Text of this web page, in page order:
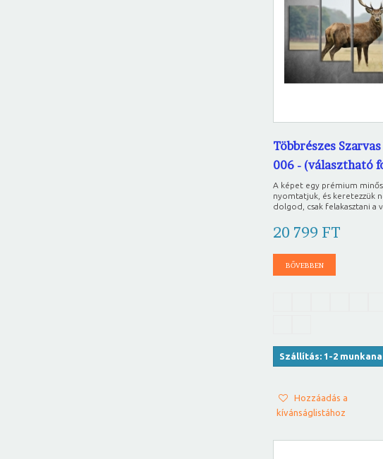
Többrészes
006 - (választható
A képet egy prémium
nyomtatjuk, és keretezzük
dolgod, csak felakasztani a
20 799 FT
BŐVEBBEN
Szállítás: 1-2
Hozzáadás a
kívánságlistához